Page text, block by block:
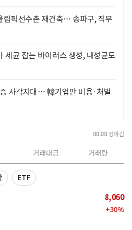
림픽선수촌 재건축… 송파구, 직무
세균 잡는 바이러스 생성, 내성균도
사각지대… 韓기업만 비용·처벌
08.08 장마감
거래대금 거래량
ETF
8,060
+30%